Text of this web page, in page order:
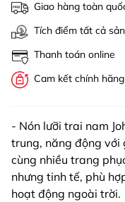
Giao hàng toàn
Tích điểm tất cả
Thanh toán online
Cam kết chính hãng
- Nón lưỡi trai nam
trung, năng động với
cùng nhiều trang
nhưng tinh tế, phù
hoạt động ngoài trời.